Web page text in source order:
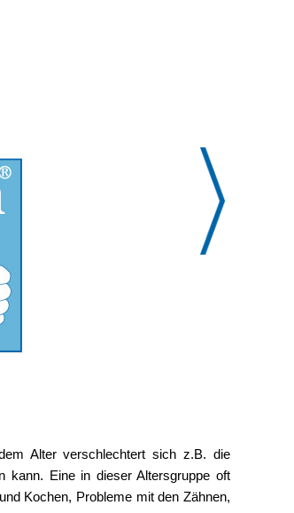
Alter verschlechtert sich z.B. die
kann. Eine in dieser Altersgruppe oft
Kochen, Probleme mit den Zähnen,